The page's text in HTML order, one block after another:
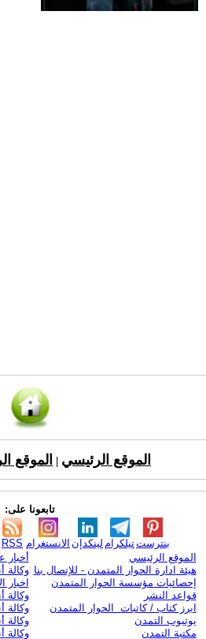
الموقع الرئيسي الموقع
تابعونا على:
RSS الانستغرام لينكدإن تيلكرامبنترست
الموقع الرئيسي
هيئة ادارة الحوار المتمدن - للإتصال بنا
إحصائيات مؤسسة الحوار المتمدن
قواعد النشر
ابرز كتاب / كاتبات الحوار المتمدن
يوتيوب التمدن
مكتبة التمدن
أخبار
وكالة
اخبار
وكالة
وكالة
وكالة
وكالة